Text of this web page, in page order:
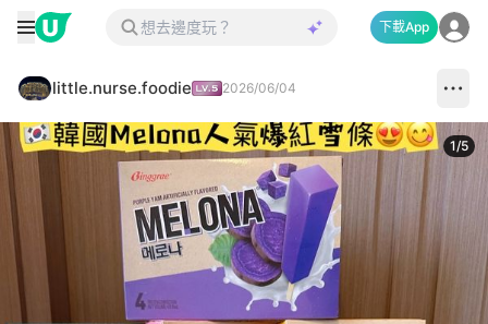
下載App
little.nurse.foodie 2026/06/04
1/5